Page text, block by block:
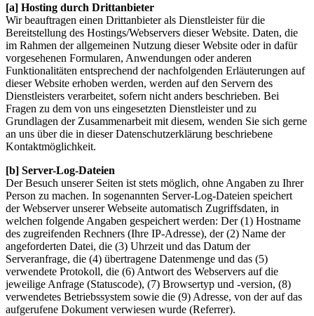
[a] Hosting durch Drittanbieter
Wir beauftragen einen Drittanbieter als Dienstleister für die
Bereitstellung des Hostings/Webservers dieser Website. Daten, die
im Rahmen der allgemeinen Nutzung dieser Website oder in dafür
vorgesehenen Formularen, Anwendungen oder anderen
Funktionalitäten entsprechend der nachfolgenden Erläuterungen auf
dieser Website erhoben werden, werden auf den Servern des
Dienstleisters verarbeitet, sofern nicht anders beschrieben. Bei
Fragen zu dem von uns eingesetzten Dienstleister und zu
Grundlagen der Zusammenarbeit mit diesem, wenden Sie sich gerne
an uns über die in dieser Datenschutzerklärung beschriebene
Kontaktmöglichkeit.
[b] Server-Log-Dateien
Der Besuch unserer Seiten ist stets möglich, ohne Angaben zu Ihrer
Person zu machen. In sogenannten Server-Log-Dateien speichert
der Webserver unserer Webseite automatisch Zugriffsdaten, in
welchen folgende Angaben gespeichert werden: Der (1) Hostname
des zugreifenden Rechners (Ihre IP-Adresse), der (2) Name der
angeforderten Datei, die (3) Uhrzeit und das Datum der
Serveranfrage, die (4) übertragene Datenmenge und das (5)
verwendete Protokoll, die (6) Antwort des Webservers auf die
jeweilige Anfrage (Statuscode), (7) Browsertyp und -version, (8)
verwendetes Betriebssystem sowie die (9) Adresse, von der auf das
aufgerufene Dokument verwiesen wurde (Referrer).